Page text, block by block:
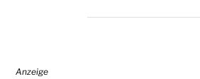
Anzeige